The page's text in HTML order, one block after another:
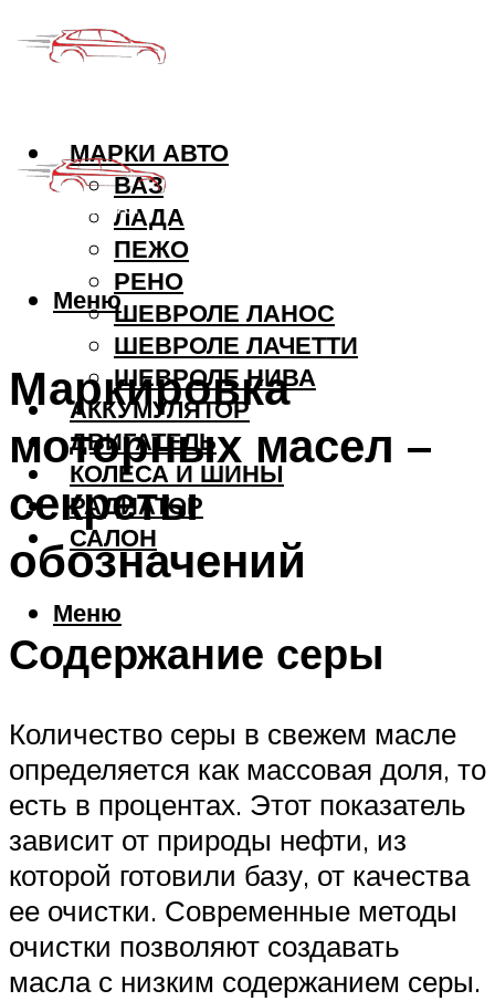
МАРКИ АВТО
ВАЗ
ЛАДА
ПЕЖО
РЕНО
ШЕВРОЛЕ ЛАНОС
ШЕВРОЛЕ ЛАЧЕТТИ
ШЕВРОЛЕ НИВА
АККУМУЛЯТОР
ДВИГАТЕЛЬ
КОЛЕСА И ШИНЫ
РАДИАТОР
САЛОН
Меню
Меню
Маркировка
моторных масел –
секреты
обозначений
Содержание серы
Количество серы в свежем масле
определяется как массовая доля, то
есть в процентах. Этот показатель
зависит от природы нефти, из
которой готовили базу, от качества
ее очистки. Современные методы
очистки позволяют создавать
масла с низким содержанием серы.